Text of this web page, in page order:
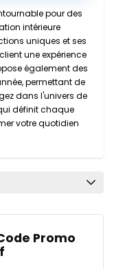
pour des
intérieure
uniques et ses
une expérience
également des
permettant de
dans l'univers de
définit chaque
votre quotidien
Promo